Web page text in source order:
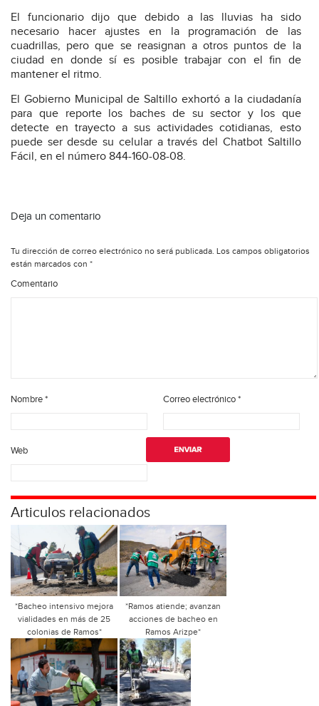
El funcionario dijo que debido a las lluvias ha sido
necesario hacer ajustes en la programación de las
cuadrillas, pero que se reasignan a otros puntos de la
ciudad en donde sí es posible trabajar con el fin de
mantener el ritmo.
El Gobierno Municipal de Saltillo exhortó a la ciudadanía
para que reporte los baches de su sector y los que
detecte en trayecto a sus actividades cotidianas, esto
puede ser desde su celular a través del Chatbot Saltillo
Fácil, en el número 844-160-08-08.
Deja un comentario
Tu dirección de correo electrónico no será publicada. Los campos obligatorios
están marcados con *
Comentario
Nombre* Correo electrónico*
Web
Articulos relacionados
*Bacheo intensivo mejora
vialidades en más de 25
colonias de Ramos*
*Ramos atiende; avanzan
acciones de bacheo en
Ramos Arizpe*